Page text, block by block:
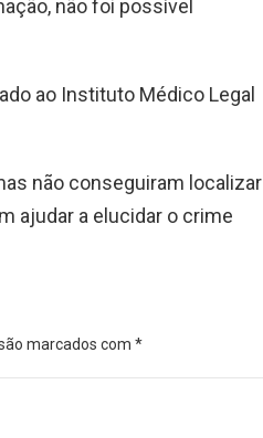
não foi possível
ao Instituto Médico Legal
não conseguiram localizar
ajudar a elucidar o crime
marcados com *